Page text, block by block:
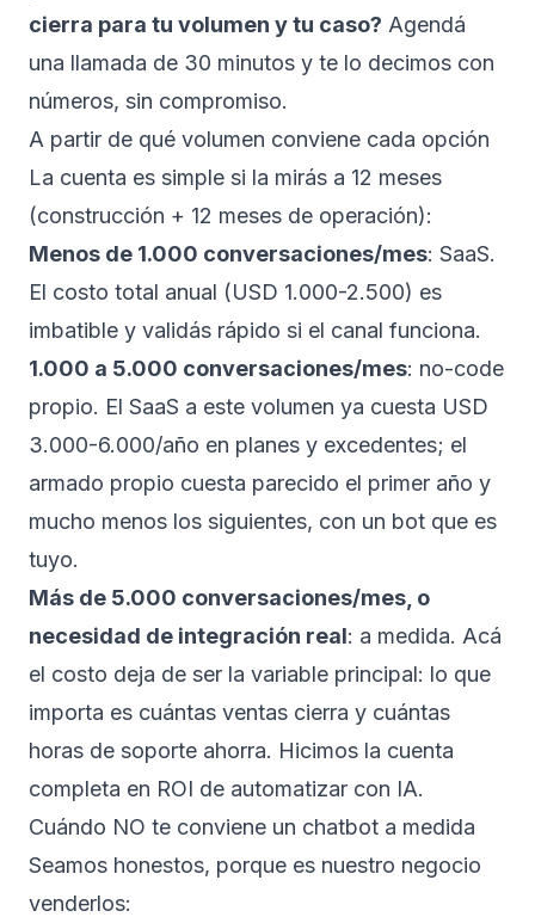
cierra para tu volumen y tu caso? Agendá
una llamada de 30 minutos y te lo decimos con
números, sin compromiso.
A partir de qué volumen conviene cada opción
La cuenta es simple si la mirás a 12 meses
(construcción + 12 meses de operación):
Menos de 1.000 conversaciones/mes: SaaS.
El costo total anual (USD 1.000-2.500) es
imbatible y validás rápido si el canal funciona.
1.000 a 5.000 conversaciones/mes: no-code
propio. El SaaS a este volumen ya cuesta USD
3.000-6.000/año en planes y excedentes; el
armado propio cuesta parecido el primer año y
mucho menos los siguientes, con un bot que es
tuyo.
Más de 5.000 conversaciones/mes, o
necesidad de integración real: a medida. Acá
el costo deja de ser la variable principal: lo que
importa es cuántas ventas cierra y cuántas
horas de soporte ahorra. Hicimos la cuenta
completa en ROI de automatizar con IA.
Cuándo NO te conviene un chatbot a medida
Seamos honestos, porque es nuestro negocio
venderlos: